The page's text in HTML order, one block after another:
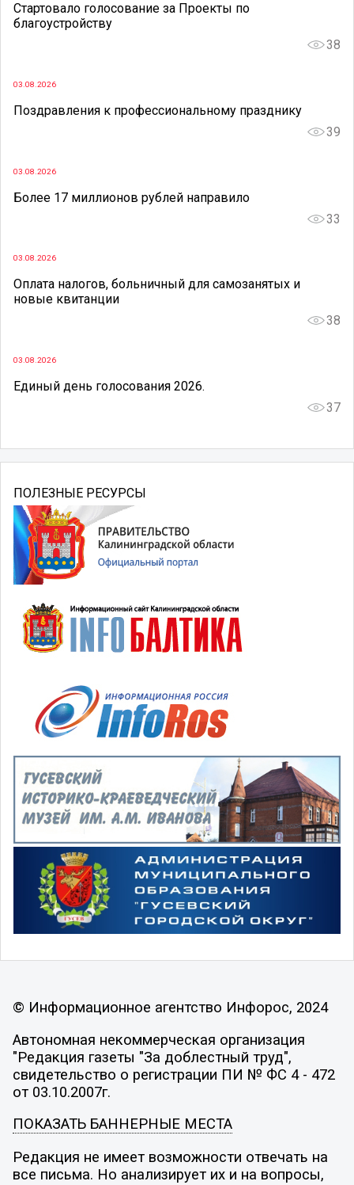
Стартовало голосование за Проекты по
благоустройству
38
03.08.2026
Поздравления к профессиональному празднику
39
03.08.2026
Более 17 миллионов рублей направило
33
03.08.2026
Оплата налогов, больничный для самозанятых и
новые квитанции
38
03.08.2026
Единый день голосования 2026.
37
ПОЛЕЗНЫЕ РЕСУРСЫ
© Информационное агентство Инфорос, 2024
Автономная некоммерческая организация
"Редакция газеты "За доблестный труд",
свидетельство о регистрации ПИ № ФС 4 - 472
от 03.10.2007г.
ПОКАЗАТЬ БАННЕРНЫЕ МЕСТА
Редакция не имеет возможности отвечать на
все письма. Но анализирует их и на вопросы,